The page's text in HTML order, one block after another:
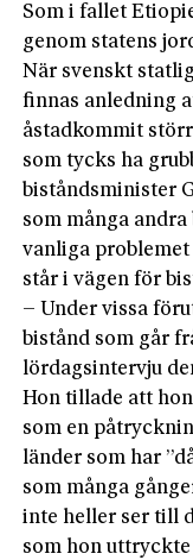
Som i fallet
genom statens
När svenskt
finnas anledning
åstadkommit
som tycks ha
biståndsminister
som många
vanliga
står i vägen för
– Under vissa
bistånd som går
lördagsintervju
Hon tillade att
som en
länder som har
som många
inte heller ser till
som hon uttryckte